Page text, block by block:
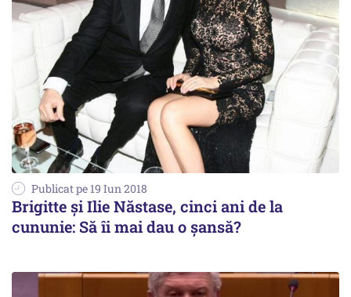
Publicat pe 19 Iun 2018
Brigitte și Ilie Năstase, cinci ani de la
cununie: Să îi mai dau o șansă?